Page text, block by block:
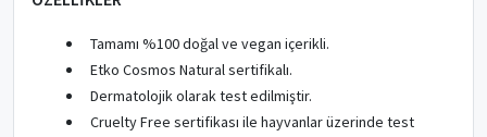
Tamamı %100 doğal ve vegan içerikli.
Etko Cosmos Natural sertifikalı.
Dermatolojik olarak test edilmiştir.
Cruelty Free sertifikası ile hayvanlar üzerinde test